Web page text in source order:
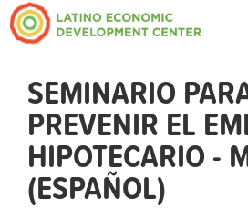
SEMINARIO
PREVENIR EL
HIPOTECARIO -
(ESPAÑOL)